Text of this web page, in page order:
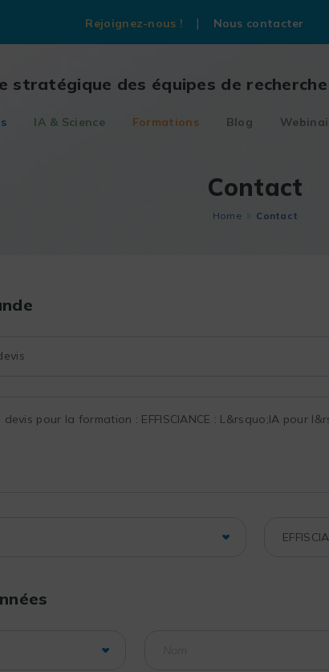
Rejoignez-nous ! Nous contacter
stratégique des équipes de recherche
IA & Science Formations Blog
Contact
Home Contact